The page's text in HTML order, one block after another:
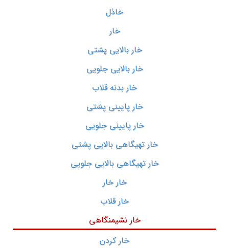
خاذل
خار
خار بالایی پشتی
خار بالایی جلویی
خار بدنه قلاب
خار پایینی پشتی
خار پایینی جلویی
خار تهیگاهی بالایی پشتی
خار تهیگاهی بالایی جلویی
خار خار
خار قلاب
خار نشیمنگاهی
خار کردن